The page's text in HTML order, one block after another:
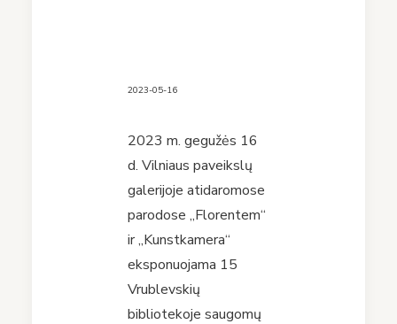
2023-05-16
2023 m. gegužės 16
d. Vilniaus paveikslų
galerijoje atidaromose
parodose „Florentem“
ir „Kunstkamera“
eksponuojama 15
Vrublevskių
bibliotekoje saugomų